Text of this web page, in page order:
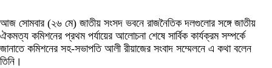
আজ সোমবার (২৬ মে) জাতীয় সংসদ ভবনে রাজনৈতিক দলগুলোর সঙ্গে জাতীয়
ঐকমত্য কমিশনের প্রথম পর্যায়ের আলোচনা শেষে সার্বিক কার্যক্রম সম্পর্কে
জানাতে কমিশনের সহ-সভাপতি আলী রীয়াজের সংবাদ সম্মেলনে এ কথা বলেন
তিনি।